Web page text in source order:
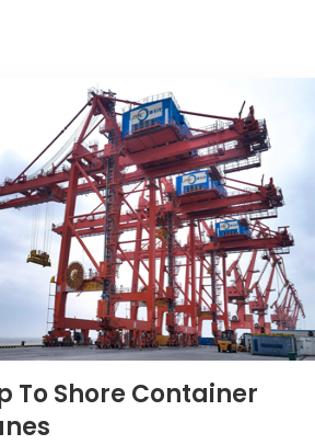
To Shore Container